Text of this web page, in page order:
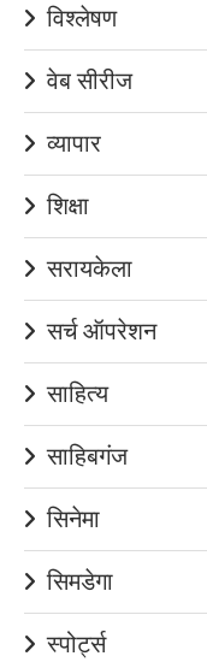
विश्लेषण
वेब सीरीज
व्यापार
शिक्षा
सरायकेला
सर्च ऑपरेशन
साहित्य
साहिबगंज
सिनेमा
सिमडेगा
स्पोर्ट्स